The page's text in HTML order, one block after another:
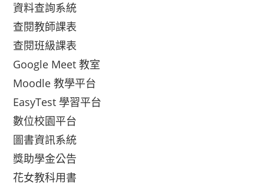
資料查詢系統
查閱教師課表
查閱班級課表
Google Meet 教室
Moodle 教學平台
EasyTest 學習平台
數位校園平台
圖書資訊系統
獎助學金公告
花女教科用書